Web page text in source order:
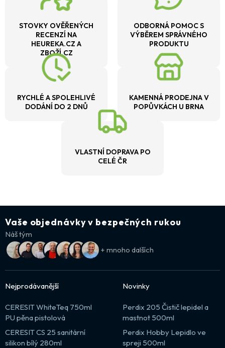
STOVKY OVĚŘENÝCH
RECENZÍ NA
HEUREKA.CZ A
ZBOŽÍ.CZ
ODBORNÁ POMOC S
VÝBĚREM SPRÁVNÉHO
PRODUKTU
RYCHLÉ A SPOLEHLIVÉ
DODÁNÍ DO 2 DNŮ
KAMENNÁ PRODEJNA V
POPŮVKÁCH U BRNA
VLASTNÍ DOPRAVA PO
CELÉ ČR
Vaše objednávky v bezpečných rukou
Náš tým
+ mnoho dalších
Nejprodávanější
CERESIT WhiteTeq 750ml
PU pěna pistolová
CERESIT CS 25 sanitární
silikon bílý 280ml
Novinky
Perdix 205 Čistič lepidel a
mastnot 500ml
Perdix Hobby Lepidlo ve
spreji 500ml